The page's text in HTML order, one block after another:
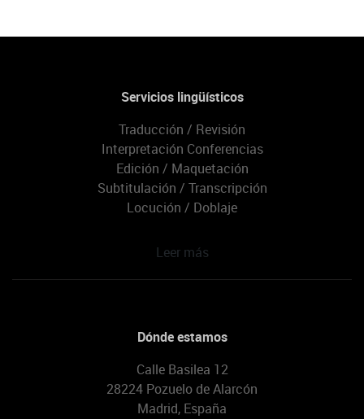
Servicios lingüísticos
Traducción / Revisión
Interpretación Conferencias
Edición / Maquetación
Subtitulación / Transcripción
Locución / Doblaje
Leer más
Dónde estamos
Calle Basilea 12
28224 Pozuelo de Alarcón
Madrid, España